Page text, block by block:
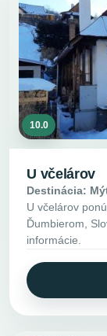
10.0
U včelárov
Destinácia:
U včelárov
Ďumbierom,
informácie.